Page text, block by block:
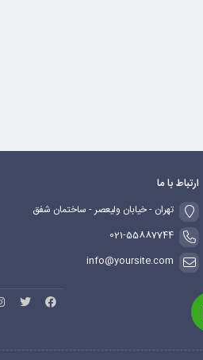
ارتباط با ما
تهران - خیابان ولیعصر - ساختمان شفق
021-55887744
info@yoursite.com